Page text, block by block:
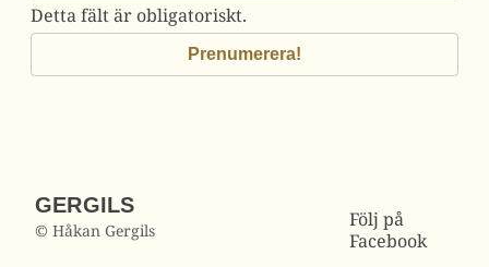
Detta fält är obligatoriskt.
GERGILS
© Håkan Gergils
Följ på
Facebook